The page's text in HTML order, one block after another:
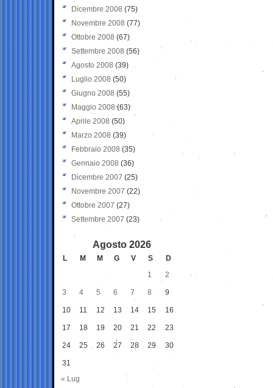
Dicembre 2008 (75)
Novembre 2008 (77)
Ottobre 2008 (67)
Settembre 2008 (56)
Agosto 2008 (39)
Luglio 2008 (50)
Giugno 2008 (55)
Maggio 2008(63)
Aprile 2008 (50)
Marzo 2008 (39)
Febbraio 2008 (35)
Gennaio 2008 (36)
Dicembre 2007 (25)
Novembre 2007 (22)
Ottobre 2007 (27)
Settembre 2007 (23)
Agosto 2026
L M M G V S
D
1
2
3 4 5 6 7 8 9
10 11 12 13 14 15 16
17 18 19 20 21 22 23
24 25 26 27 28 29 30
31
« Lug